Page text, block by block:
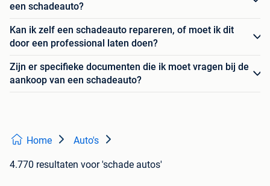
een schadeauto?
Kan ik zelf een schadeauto repareren, of moet ik dit
door een professional laten doen?
Zijn er specifieke documenten die ik moet vragen bij de
aankoop van een schadeauto?
Home Auto's
4.770 resultaten voor 'schade autos'